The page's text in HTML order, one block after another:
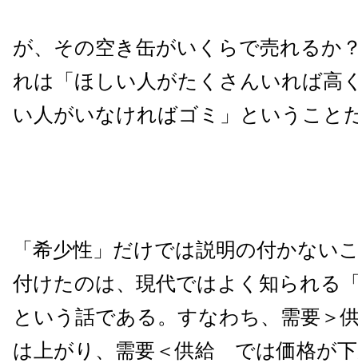
が、その空き缶がいくらで売れるか
れは「ほしい人がたくさんいれば高
い人がいなければゴミ」ということ
「希少性」だけでは説明の付かない
付けたのは、現代ではよく知られる
という話である。すなわち、需要＞
は上がり、需要＜供給 では価格が